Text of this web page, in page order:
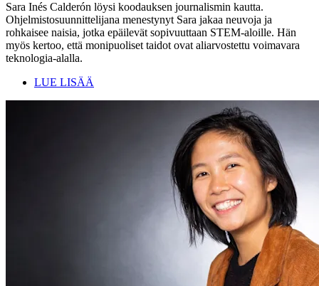
Sara Inés Calderón löysi koodauksen journalismin kautta.
Ohjelmistosuunnittelijana menestynyt Sara jakaa neuvoja ja
rohkaisee naisia, jotka epäilevät sopivuuttaan STEM-aloille. Hän
myös kertoo, että monipuoliset taidot ovat aliarvostettu voimavara
teknologia-alalla.
LUE LISÄÄ